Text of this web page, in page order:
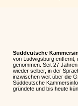
Süddeutsche
von Ludwigsburg entfernt,
genommen. Seit 27
wieder selber, in der
inzwischen weit über die
Süddeutsche
gründete und bis heute